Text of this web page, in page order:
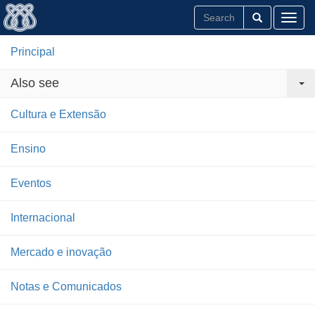
Principal
Also see
Cultura e Extensão
Ensino
Eventos
Internacional
Mercado e inovação
Notas e Comunicados